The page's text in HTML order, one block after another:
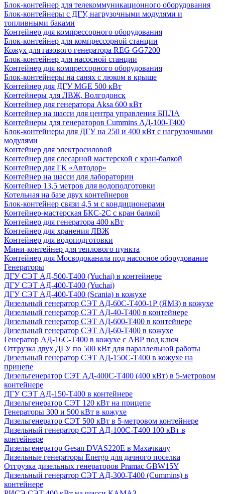
Блок-контейнер для телекоммуникационного оборудования
Блок-контейнеры с ДГУ, нагрузочными модулями и
топливными баками
Контейнер для компрессорного оборудования
Блок-контейнер для компрессорной станции
Кожух для газового генератора REG GG7200
Блок-контейнер для насосной станции
Контейнер для компрессорного оборудования
Блок-контейнеры на санях с люком в крыше
Контейнер для ДГУ MGE 500 кВт
Контейнеры для ЛВЖ, Волгодонск
Контейнер для генератора Aksa 600 кВт
Контейнер на шасси для центра управления БПЛА
Контейнеры для генераторов Cummins АД-100-Т400
Блок-контейнеры для ДГУ на 250 и 400 кВт с нагрузочными
модулями
Контейнер для электросиловой
Контейнер для слесарной мастерской с кран-балкой
Контейнер для ГК «Автодор»
Контейнер на шасси для лаборатории
Контейнер 13,5 метров для водоподготовки
Котельная на базе двух контейнеров
Блок-контейнер связи 4,5 м с кондиционерами
Контейнер-мастерская БКС-2С с кран балкой
Контейнер для генератора 400 кВт
Контейнер для хранения ЛВЖ
Контейнер для водоподготовки
Мини-контейнер для теплового пункта
Контейнер для Мосводоканала под насосное оборудование
Генераторы
ДГУ СЭТ АД-500-Т400 (Yuchai) в контейнере
ДГУ СЭТ АД-400-Т400 (Yuchai)
ДГУ СЭТ АД-400-Т400 (Scania) в кожухе
Дизельный генератор СЭТ АД-60С-Т400-1Р (ЯМЗ) в кожухе
Дизельный генератор СЭТ АД-40-Т400 в контейнере
Дизельный генератор СЭТ АД-600-Т400 в контейнере
Дизельный генератор СЭТ АД-60-Т400 в кожухе
Генератор АД-16С-Т400 в кожухе с АВР под ключ
Отгрузка двух ДГУ по 500 кВт для параллельной работы
Дизельный генератор СЭТ АД-150С-Т400 в кожухе на
прицепе
Дизельгенератор СЭТ АД-400С-Т400 (400 кВт) в 5-метровом
контейнере
ДГУ СЭТ АД-150-Т400 в контейнере
Дизельгенератор СЭТ 120 кВт на прицепе
Генераторы 300 и 500 кВт в кожухе
Дизельгенератор СЭТ 500 кВт в 5-метровом контейнере
Дизельный генератор СЭТ АД-100С-Т400 100 кВт в
контейнере
Дизельгенератор Gesan DVAS220E в Махачкалу
Дизельные генераторы Energo для дачного поселка
Отгрузка дизельных генераторов Pramac GВW15Y
Дизельный генератор СЭТ АД-300-Т400 (Cummins) в
контейнере